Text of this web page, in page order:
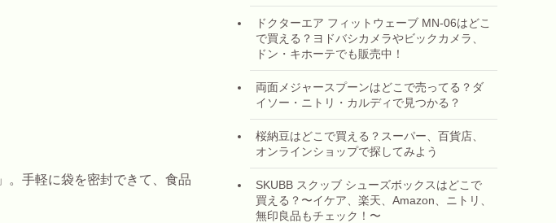
」。手軽に袋を密封できて、食品
ドクターエア フィットウェーブ MN-06はどこ
で買える？ヨドバシカメラやビックカメラ、
ドン・キホーテでも販売中！
両面メジャースプーンはどこで売ってる？ダ
イソー・ニトリ・カルディで見つかる？
桜納豆はどこで買える？スーパー、百貨店、
オンラインショップで探してみよう
SKUBB スクッブ シューズボックスはどこで
買える？〜イケア、楽天、Amazon、ニトリ、
無印良品もチェック！〜